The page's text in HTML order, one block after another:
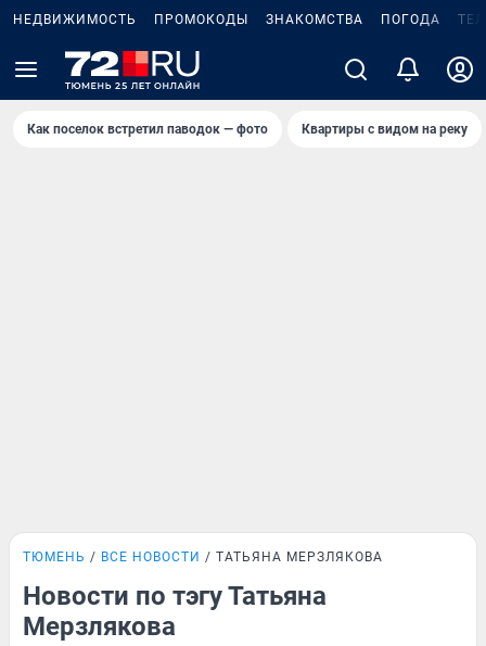
НЕДВИЖИМОСТЬ ПРОМОКОДЫ ЗНАКОМСТВА ПОГОДА
Как поселок встретил паводок — фото Квартиры с видом на реку
ТЮМЕНЬ ВСЕ НОВОСТИ ТАТЬЯНА МЕРЗЛЯКОВА
Новости по тэгу Татьяна
Мерзлякова